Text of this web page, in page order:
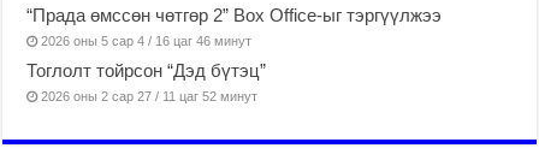
“Прада өмссөн чөтгөр 2” Box Office-ыг тэргүүлжээ
2026 оны 5 сар 4 / 16 цаг 46 минут
Тоглолт тойрсон “Дэд бүтэц”
2026 оны 2 сар 27 / 11 цаг 52 минут